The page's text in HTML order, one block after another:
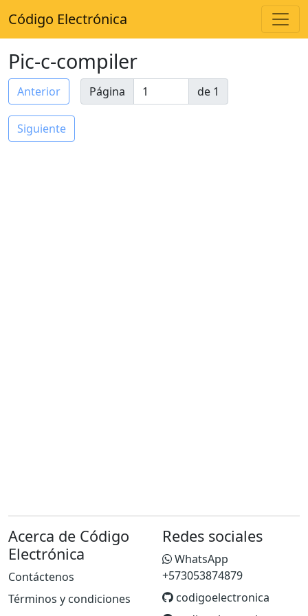
Código Electrónica
Pic-c-compiler
Anterior Página de 1
Siguiente
Acerca de Código
Electrónica
Contáctenos
Términos y condiciones
Redes sociales
WhatsApp
+573053874879
codigoelectronica